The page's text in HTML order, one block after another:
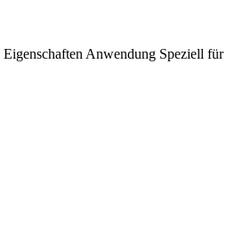
Eigenschaften Anwendung Speziell für